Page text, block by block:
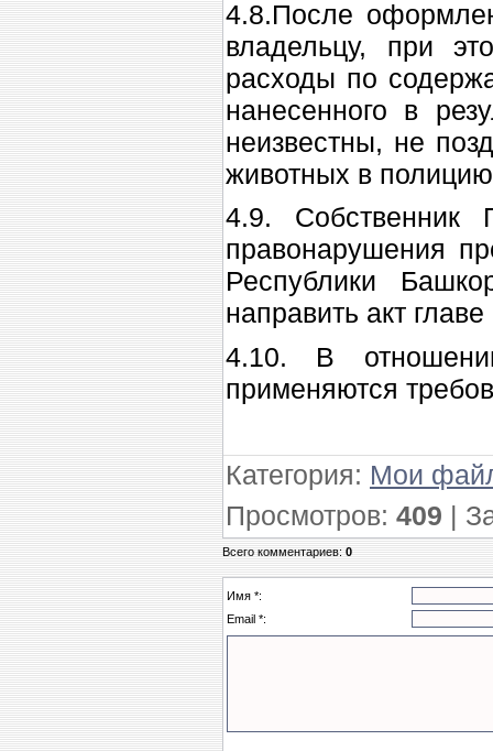
4.8.После
владельцу, при
расходы по
нанесенного в
неизвестны, не
животных в
4.9. Собственник
правонарушения
Республики
направить акт
4.10. В
применяются
Категория: Мои
Просмотров: 409 |
Всего комментариев:0
Имя *:
Email *: